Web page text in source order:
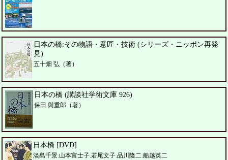
日本の橋:その物語・意匠・技術 (シリーズ・ニッポン再発
見)
五十畑 弘（著）
日本の橋 (講談社学術文庫 926)
保田 與重郎（著）
日本橋 [DVD]
淡島千景.山本富士子.若尾文子.品川隆二.船越英二